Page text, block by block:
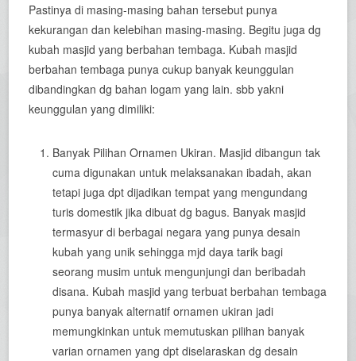
Pastinya di masing-masing bahan tersebut punya
kekurangan dan kelebihan masing-masing. Begitu juga dg
kubah masjid yang berbahan tembaga. Kubah masjid
berbahan tembaga punya cukup banyak keunggulan
dibandingkan dg bahan logam yang lain. sbb yakni
keunggulan yang dimiliki:
Banyak Pilihan Ornamen Ukiran. Masjid dibangun tak
cuma digunakan untuk melaksanakan ibadah, akan
tetapi juga dpt dijadikan tempat yang mengundang
turis domestik jika dibuat dg bagus. Banyak masjid
termasyur di berbagai negara yang punya desain
kubah yang unik sehingga mjd daya tarik bagi
seorang musim untuk mengunjungi dan beribadah
disana. Kubah masjid yang terbuat berbahan tembaga
punya banyak alternatif ornamen ukiran jadi
memungkinkan untuk memutuskan pilihan banyak
varian ornamen yang dpt diselaraskan dg desain